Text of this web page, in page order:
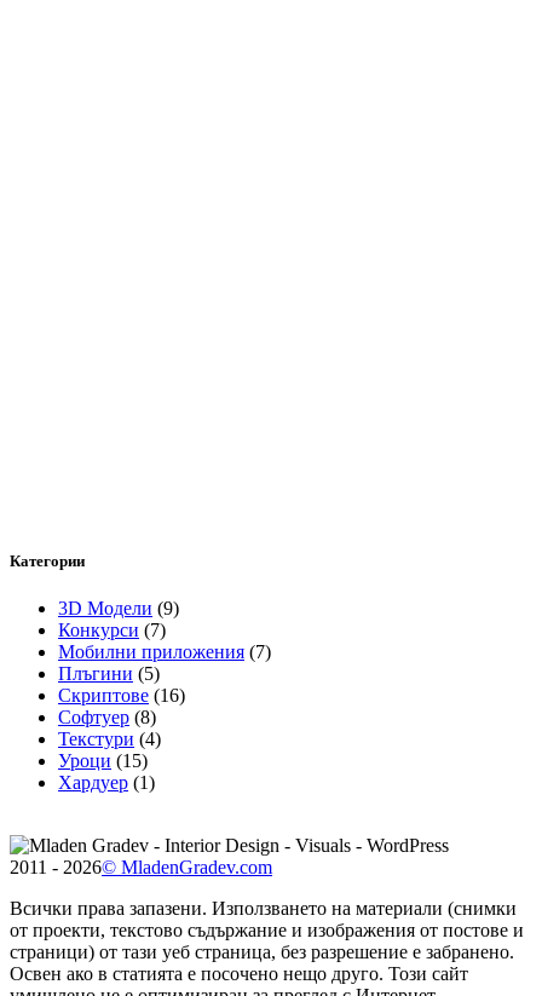
Категории
3D Модели (9)
Конкурси (7)
Мобилни приложения (7)
Плъгини (5)
Скриптове (16)
Софтуер (8)
Текстури (4)
Уроци (15)
Хардуер (1)
2011 - 2026© MladenGradev.com
Всички права запазени. Използването на материали (снимки
от проекти, текстово съдържание и изображения от постове и
страници) от тази уеб страница, без разрешение е забранено.
Освен ако в статията е посочено нещо друго. Този сайт